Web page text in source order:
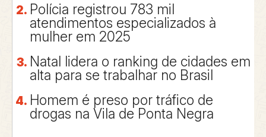
Polícia registrou 783 mil
atendimentos especializados à
mulher em 2025
Natal lidera o ranking de cidades em
alta para se trabalhar no Brasil
Homem é preso por tráfico de
drogas na Vila de Ponta Negra